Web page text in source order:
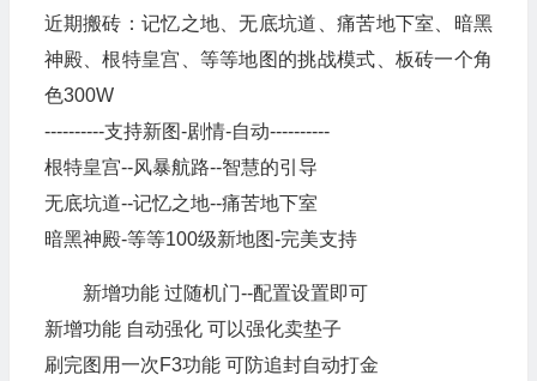
近期搬砖：记忆之地、无底坑道、痛苦地下室、暗黑
神殿、根特皇宫、等等地图的挑战模式、板砖一个角
色300W
----------支持新图-剧情-自动----------
根特皇宫--风暴航路--智慧的引导
无底坑道--记忆之地--痛苦地下室
暗黑神殿-等等100级新地图-完美支持
新增功能 过随机门--配置设置即可
新增功能 自动强化 可以强化卖垫子
刷完图用一次F3功能 可防追封自动打金